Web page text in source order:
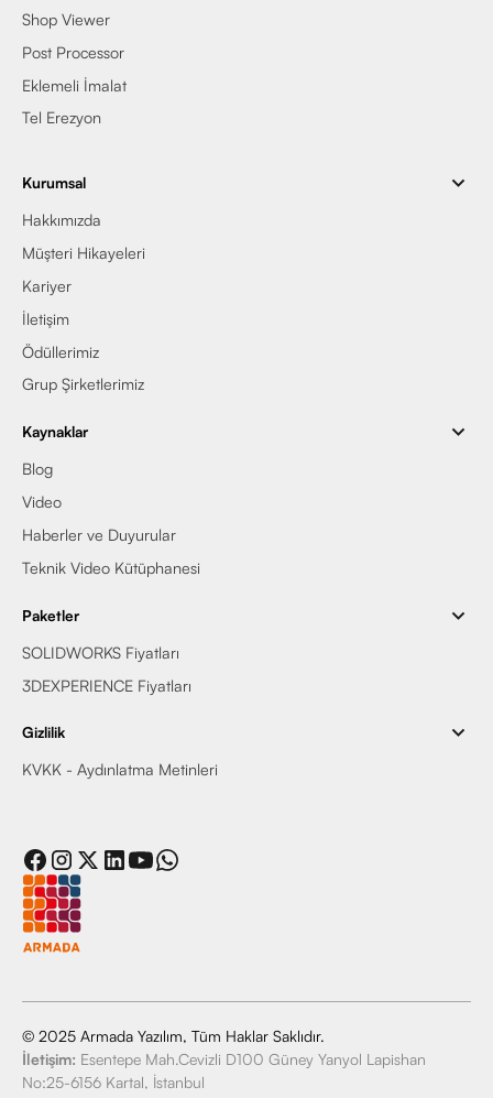
Shop Viewer
Post Processor
Eklemeli İmalat
Tel Erezyon
Kurumsal
Hakkımızda
Müşteri Hikayeleri
Kariyer
İletişim
Ödüllerimiz
Grup Şirketlerimiz
Kaynaklar
Blog
Video
Haberler ve Duyurular
Teknik Video Kütüphanesi
Paketler
SOLIDWORKS Fiyatları
3DEXPERIENCE Fiyatları
Gizlilik
KVKK - Aydınlatma Metinleri
© 2025 Armada Yazılım, Tüm Haklar Saklıdır.
İletişim: Esentepe Mah.Cevizli D100 Güney Yanyol Lapishan
No:25-6156 Kartal, İstanbul